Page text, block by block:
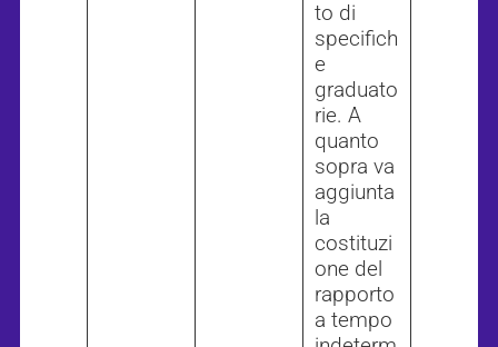
to di
specifich
e
graduato
rie. A
quanto
sopra va
aggiunta
la
costituzi
one del
rapporto
a tempo